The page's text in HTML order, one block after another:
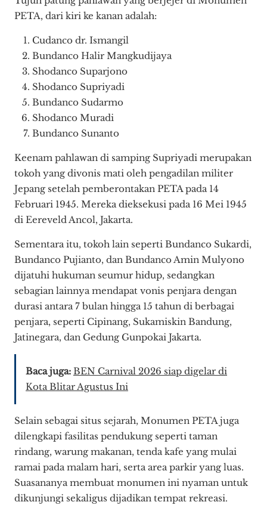
PETA, dari kiri ke kanan adalah:
Cudanco dr. Ismangil
Bundanco Halir Mangkudijaya
Shodanco Suparjono
Shodanco Supriyadi
Bundanco Sudarmo
Shodanco Muradi
Bundanco Sunanto
Keenam pahlawan di samping Supriyadi merupakan
tokoh yang divonis mati oleh pengadilan militer
Jepang setelah pemberontakan PETA pada 14
Februari 1945. Mereka dieksekusi pada 16 Mei 1945
di Eereveld Ancol, Jakarta.
Sementara itu, tokoh lain seperti Bundanco Sukardi,
Bundanco Pujianto, dan Bundanco Amin Mulyono
dijatuhi hukuman seumur hidup, sedangkan
sebagian lainnya mendapat vonis penjara dengan
durasi antara 7 bulan hingga 15 tahun di berbagai
penjara, seperti Cipinang, Sukamiskin Bandung,
Jatinegara, dan Gedung Gunpokai Jakarta.
Baca juga: BEN Carnival 2026 siap digelar di
Kota Blitar Agustus Ini
Selain sebagai situs sejarah, Monumen PETA juga
dilengkapi fasilitas pendukung seperti taman
rindang, warung makanan, tenda kafe yang mulai
ramai pada malam hari, serta area parkir yang luas.
Suasananya membuat monumen ini nyaman untuk
dikunjungi sekaligus dijadikan tempat rekreasi.